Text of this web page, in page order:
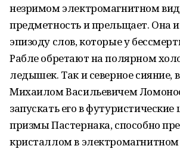
незримом электромагнитном
предметность и прельщает. Она
эпизоду слов, которые у
Рабле обретают на полярном
ледышек. Так и северное сияние,
Михаилом Васильевичем
запускать его в
призмы Пастернака, способно
кристаллом в